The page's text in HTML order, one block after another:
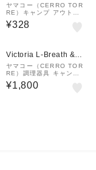
all店
ヤマコー（CERRO TOR
RE）キャンプ アウトド
ア 森のカトラリー フォ
ーク 88988
¥328
Victoria L-Breath &m
all店
ヤマコー（CERRO TOR
RE）調理器具 キャンプ
桜のミニカッティングボ
ード 88522
¥1,800